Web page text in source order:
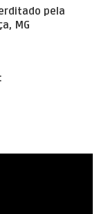
pela
MG